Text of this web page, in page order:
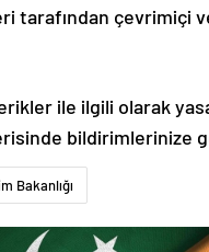
tarafından çevrimiçi
ile ilgili olarak
bildirimlerinize
Bakanlığı